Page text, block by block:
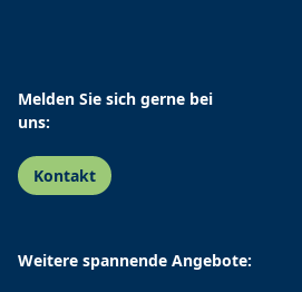
Melden Sie sich gerne bei
uns:
Kontakt
Weitere spannende Angebote: